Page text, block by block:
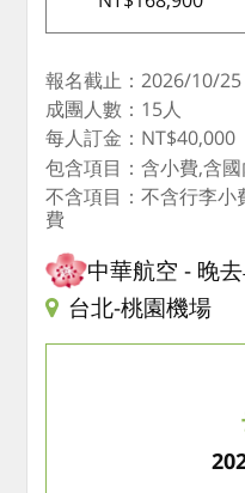
報名截止：2026/10/25
成團人數：15人
每人訂金：NT$40,000
包含項目：含小費,含
不含項目：不含行李小
費
中華航空
晚
台北-桃園機場